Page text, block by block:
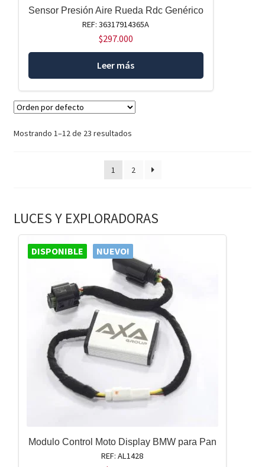
Sensor Presión Aire Rueda Rdc Genérico
REF: 36317914365A
$297.000
Leer más
Mostrando 1–12 de 23 resultados
1 2
LUCES Y EXPLORADORAS
DISPONIBLE NUEVO!
Modulo Control Moto Display BMW para Pan
REF: AL1428